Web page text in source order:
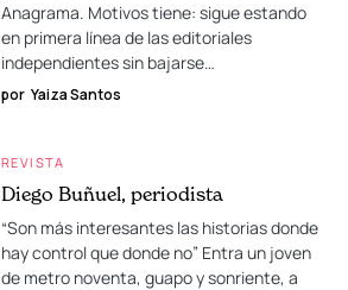
Anagrama. Motivos tiene: sigue estando
en primera línea de las editoriales
independientes sin bajarse…
por Yaiza Santos
REVISTA
Diego Buñuel, periodista
“Son más interesantes las historias donde
hay control que donde no” Entra un joven
de metro noventa, guapo y sonriente, a